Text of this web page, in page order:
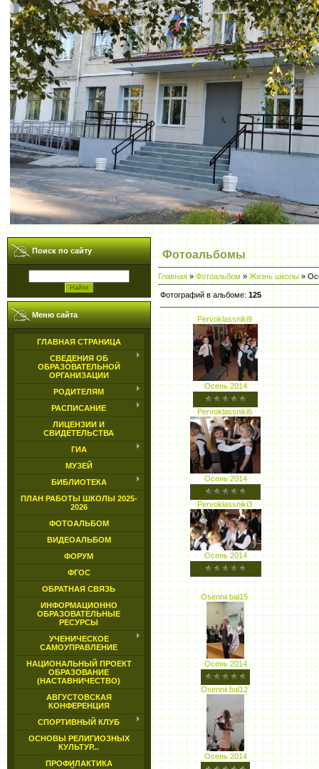
Поиск по сайту
Меню сайта
ГЛАВНАЯ СТРАНИЦА
СВЕДЕНИЯ ОБ
ОБРАЗОВАТЕЛЬНОЙ
ОРГАНИЗАЦИИ
РОДИТЕЛЯМ
РАСПИСАНИЕ
ЛИЦЕНЗИИ И
СВИДЕТЕЛЬСТВА
ГИА
МУЗЕЙ
БИБЛИОТЕКА
ПЛАН РАБОТЫ ШКОЛЫ 2025-
2026
ФОТОАЛЬБОМ
ВИДЕОАЛЬБОМ
ФОРУМ
ФГОС
ОБРАТНАЯ СВЯЗЬ
ИНФОРМАЦИОННО
ОБРАЗОВАТЕЛЬНЫЕ
РЕСУРСЫ
УЧЕНИЧЕСКОЕ
САМОУПРАВЛЕНИЕ
НАЦИОНАЛЬНЫЙ ПРОЕКТ
ОБРАЗОВАНИЕ
(НАСТАВНИЧЕСТВО)
АВГУСТОВСКАЯ
КОНФЕРЕНЦИЯ
СПОРТИВНЫЙ КЛУБ
ОСНОВЫ РЕЛИГИОЗНЫХ
КУЛЬТУР...
ПРОФИЛАКТИКА
Фотоальбомы
Главная»Фотоальбом»Жизнь школы»
Фотографий в альбоме: 125
Pervoklassniki9
Осень 2014
Pervoklassniki6
Осень 2014
Pervoklassniki3
Осень 2014
Osennii bal15
Осень 2014
Osennii bal12
Осень 2014